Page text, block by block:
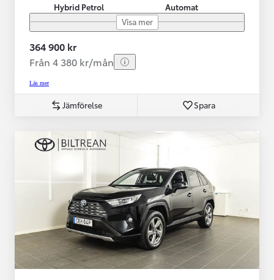
Hybrid Petrol
Automat
Visa mer
364 900 kr
Från 4 380 kr/mån
Läs mer
Jämförelse Spara